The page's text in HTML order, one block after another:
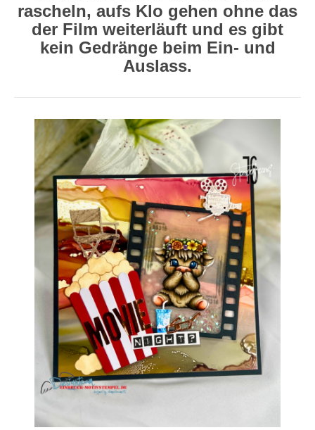
rascheln, aufs Klo gehen ohne das
der Film weiterläuft und es gibt
kein Gedränge beim Ein- und
Auslass.